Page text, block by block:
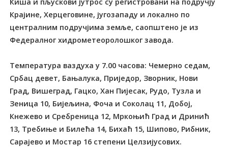
Крајине, Херцеговине, југозападу и локално по
централним подручјима земље, саопштено је из
Федералног хидрометеоролошког завода.
Температура ваздуха у 7.00 часова: Чемерно седам,
Србац девет, Бањалука, Приједор, Зворник, Нови
Град, Вишеград, Гацко, Хан Пијесак, Рудо, Тузла и
Зеница 10, Бијељина, Фоча и Соколац 11, Добој,
Кнежево и Сребреница 12, Мркоњић Град и Дринић
13, Требиње и Билећа 14, Бихаћ 15, Шипово, Рибник,
Сарајево и Мостар 16 степени Целзијусових.